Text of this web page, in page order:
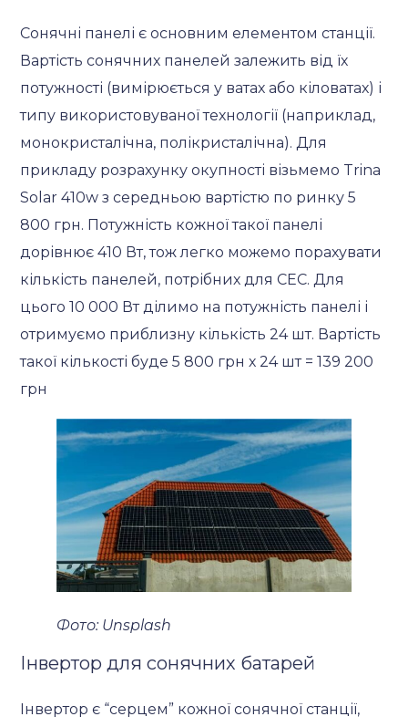
Сонячні панелі є основним елементом станції.
Вартість сонячних панелей залежить від їх
потужності (вимірюється у ватах або кіловатах) і
типу використовуваної технології (наприклад,
монокристалічна, полікристалічна). Для
прикладу розрахунку окупності візьмемо Trina
Solar 410w з середньою вартістю по ринку 5
800 грн. Потужність кожної такої панелі
дорівнює 410 Вт, тож легко можемо порахувати
кількість панелей, потрібних для СЕС. Для
цього 10 000 Вт ділимо на потужність панелі і
отримуємо приблизну кількість 24 шт. Вартість
такої кількості буде 5 800 грн х 24 шт = 139 200
грн
Фото: Unsplash
Інвертор для сонячних батарей
Інвертор є “серцем” кожної сонячної станції,